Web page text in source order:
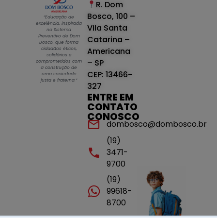
“Educação de
excelência, inspirada
no Sistema
Preventivo de Dom
Bosco, que forma
cidadãos éticos,
solidários e
comprometidos com
a construção de
uma sociedade
justa e fraterna.”
R. Dom
Bosco, 100 –
Vila Santa
Catarina –
Americana
– SP
CEP: 13466-
327
ENTRE EM
CONTATO
CONOSCO
dombosco@dombosco.br
(19)
3471-
9700
(19)
99618-
8700